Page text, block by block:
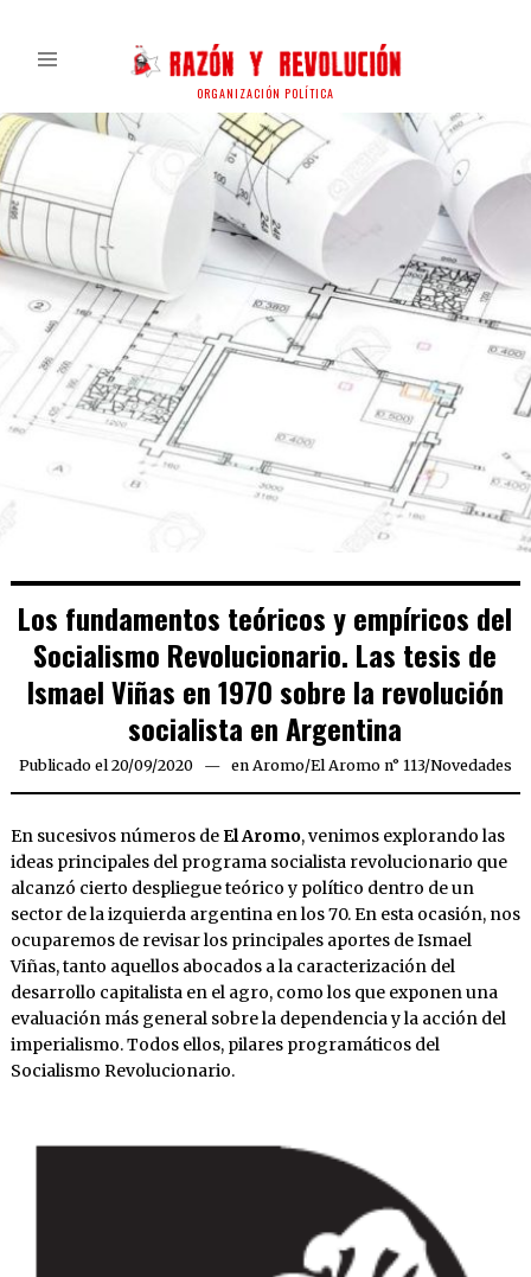
ORGANIZACIÓN POLÍTICA
Los fundamentos teóricos y empíricos del
Socialismo Revolucionario. Las tesis de
Ismael Viñas en 1970 sobre la revolución
socialista en Argentina
Publicado el 20/09/202019/09/2020
en Aromo/El Aromo n° 113/Novedades
En sucesivos números deEl Aromo, venimos explorando las
ideas principales del programa socialista revolucionario que
alcanzó cierto despliegue teórico y político dentro de un
sector de la izquierda argentina en los 70. En esta ocasión, nos
ocuparemos de revisar los principales aportes de Ismael
Viñas, tanto aquellos abocados a la caracterización del
desarrollo capitalista en el agro, como los que exponen una
evaluación más general sobre la dependencia y la acción del
imperialismo. Todos ellos, pilares programáticos del
Socialismo Revolucionario.